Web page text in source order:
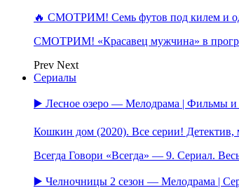
🔥 СМОТРИМ! Семь футов под килем и
СМОТРИМ! «Красавец мужчина» в
Prev Next
Сериалы
▶️ Лесное озеро — Мелодрама | Фильмы
Кошкин дом (2020). Все серии! Детектив,
Всегда Говори «Всегда» — 9. Сериал.
▶️ Челночницы 2 сезон — Мелодрама |